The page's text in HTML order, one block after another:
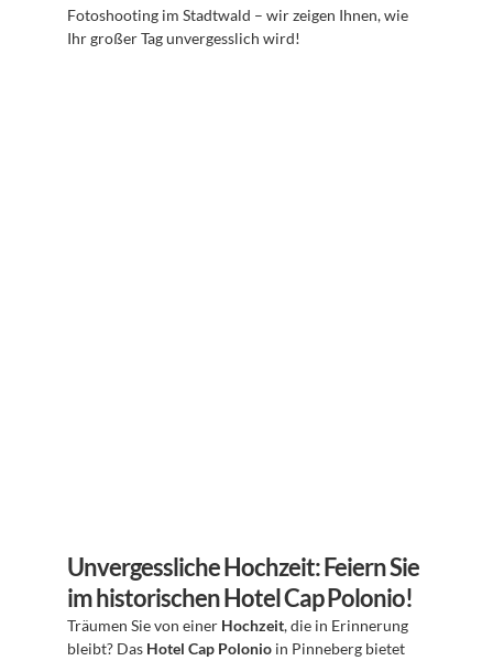
Fotoshooting im Stadtwald – wir zeigen Ihnen, wie
Ihr großer Tag unvergesslich wird!
Unvergessliche Hochzeit: Feiern Sie
im historischen Hotel Cap Polonio!
Träumen Sie von einer Hochzeit, die in Erinnerung
bleibt? Das Hotel Cap Polonio in Pinneberg bietet